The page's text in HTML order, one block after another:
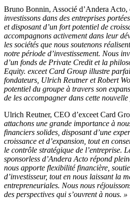
Bruno Bonnin, Associé d’Andera Acto,
investissons dans des entreprises
et disposant d’un fort potentiel de
accompagnons activement dans leur
les sociétés que nous soutenons
notre période d’investissement. Nous
d’un fonds de Private Credit et la
Equity. exceet Card Group illustre
fondateurs, Ulrich Reutner et Robert
potentiel du groupe à travers son
de les accompagner dans cette
Ulrich Reutner, CEO d’exceet Card
attachons une grande importance à
financiers solides, disposant d’une
croissance et d’expansion, tout en
le contrôle stratégique de l’entreprise.
sponsorless d’Andera Acto répond
nous apporte flexibilité financière,
d’investisseur, tout en nous laissant la
entrepreneuriales. Nous nous
des perspectives qui s’ouvrent à nous. »